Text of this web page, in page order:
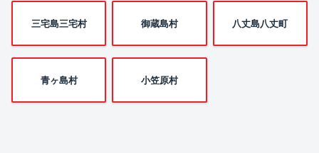
三宅島三宅村 御蔵島村 八丈島八丈町
青ヶ島村 小笠原村